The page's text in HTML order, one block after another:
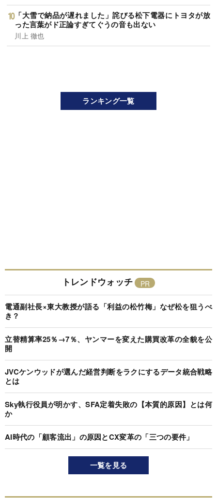
「大雪で納品が遅れました」詫びる松下電器にトヨタが放
った言葉がド正論すぎてぐうの音も出ない
川上 徹也
ランキング一覧
トレンドウォッチ
電通副社長×東大教授が語る「利益の松竹梅」なぜ松を狙うべ
き？
立替精算率25％→7％、ヤンマーを変えた購買改革の全貌を公
開
JVCケンウッドが選んだ経営判断をラクにするデータ統合戦略
とは
Sky執行役員が明かす、SFA定着失敗の【本質的原因】とは何
か
AI時代の「顧客流出」の原因とCX変革の「三つの要件」
一覧を見る